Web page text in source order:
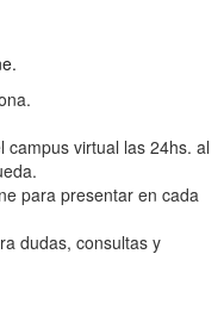
campus virtual las 24hs. al
para presentar en cada
dudas, consultas y